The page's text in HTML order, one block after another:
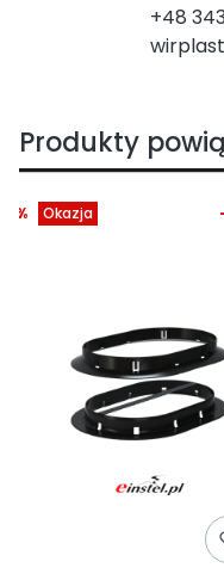
+48
Produkty
Okazja